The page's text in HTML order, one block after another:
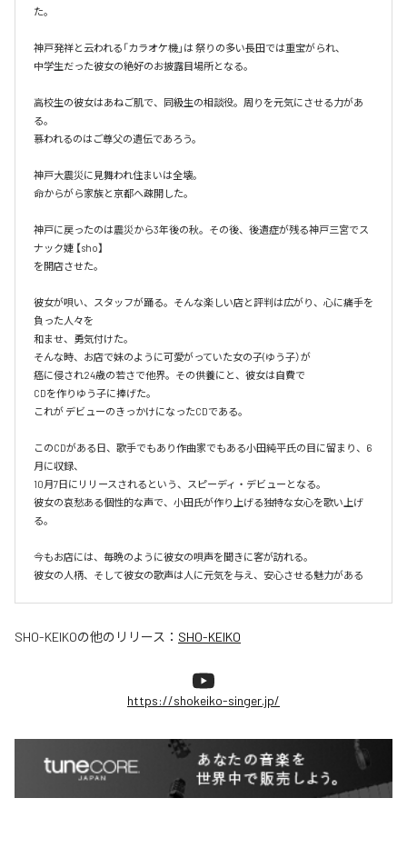
た。
神戸発祥と云われる「カラオケ機｣は 祭りの多い長田では重宝がられ、
中学生だった彼女の絶好のお披露目場所となる。
高校生の彼女はあねご肌で、同級生の相談役。周りを元気にさせる力があ
る。
慕われるのはご尊父の遺伝であろう。
神戸大震災に見舞われ住まいは全壊。
命からがら家族と京都へ疎開した。
神戸に戻ったのは震災から3年後の秋。その後、後遺症が残る神戸三宮でス
ナック婕 【sho】
を開店させた。
彼女が唄い、スタッフが踊る。そんな楽しい店と評判は広がり、心に痛手を
負った人々を
和ませ、勇気付けた。
そんな時、お店で妹のように可愛がっていた女の子(ゆう子）が
癌に侵され24歳の若さで他界。その供養にと、彼女は自費で
CDを作りゆう子に捧げた。
これが デビューのきっかけになったCDである。
このCDがある日、歌手でもあり作曲家でもある小田純平氏の目に留まり、6
月に収録、
10月7日にリリースされるという、スピーディ・デビューとなる。
彼女の哀愁ある個性的な声で、小田氏が作り上げる独特な女心を歌い上げ
る。
今もお店には、毎晩のように彼女の唄声を聞きに客が訪れる。
彼女の人柄、そして彼女の歌声は人に元気を与え、安心させる魅力がある
SHO-KEIKOの他のリリース： SHO-KEIKO
https://shokeiko-singer.jp/